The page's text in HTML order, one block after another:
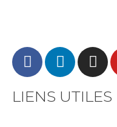
LIENS UTILES